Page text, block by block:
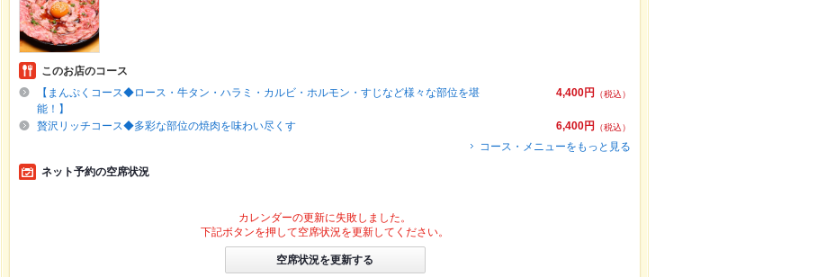
このお店のコース
4,400円
（税込）
【まんぷくコース◆ロース・牛タン・ハラミ・カルビ・ホルモン・すじなど様々な部位を堪
能！】
6,400円
（税込）
贅沢リッチコース◆多彩な部位の焼肉を味わい尽くす
コース・メニューをもっと見る
ネット予約の空席状況
カレンダーの更新に失敗しました。
下記ボタンを押して空席状況を更新してください。
空席状況を更新する